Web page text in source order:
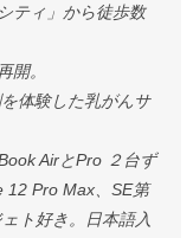
ティ」から徒歩数
開。
体験した乳がんサ
AirとPro ２台ず
12 Pro Max、SE第
ト好き。日本語入